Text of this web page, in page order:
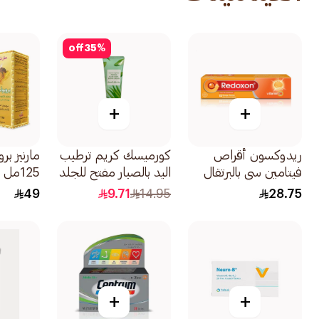
+
ريدوكسون أقراص
فيتامين سي بالبرتقال
15قرص
28.75
35%
off
+
كورميسك كريم ترطيب
اليد بالصبار مفتح للجلد
30جرام
14.95
9.71
مارنيز
125مل
49
+
+